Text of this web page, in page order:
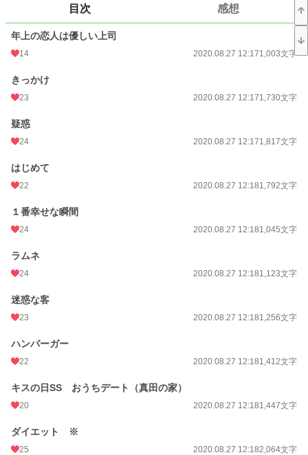
0 pt
文字数 23,851
更新日時
初回公開日時
週間ポイント
目次 感想
年上の恋人は優しい上司
14 2020.08.27 12:171,003文字
きっかけ
23 2020.08.27 12:171,730文字
疑惑
24 2020.08.27 12:171,817文字
はじめて
22 2020.08.27 12:181,792文字
１番幸せな瞬間
24 2020.08.27 12:181,045文字
ラムネ
24 2020.08.27 12:181,123文字
迷惑な客
23 2020.08.27 12:181,256文字
ハンバーガー
22 2020.08.27 12:181,412文字
キスの日SS おうちデート（真田の家）
20 2020.08.27 12:181,447文字
ダイエット ※
25 2020.08.27 12:182,064文字